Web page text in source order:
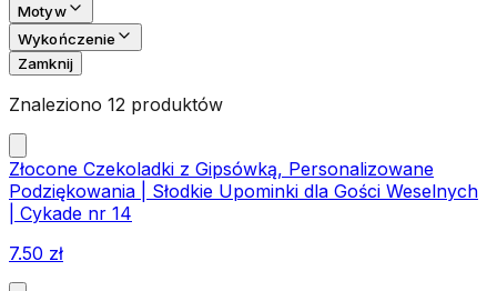
Motyw
Wykończenie
Zamknij
Znaleziono 12 produktów
Złocone Czekoladki z Gipsówką, Personalizowane
Podziękowania | Słodkie Upominki dla Gości Weselnych
| Cykade nr 14
7.50 zł